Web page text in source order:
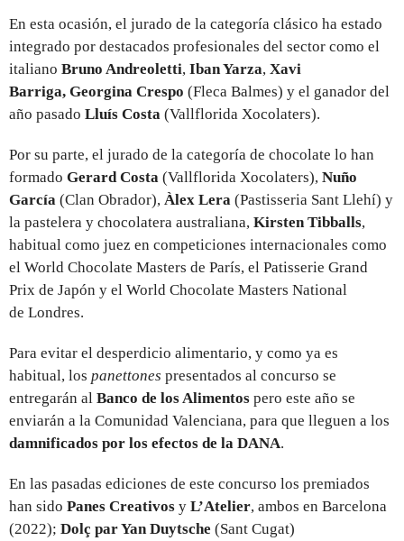
En esta ocasión, el jurado de la categoría clásico ha estado
integrado por destacados profesionales del sector como el
italiano Bruno Andreoletti, Iban Yarza, Xavi
Barriga, Georgina Crespo (Fleca Balmes) y el ganador del
año pasado Lluís Costa (Vallflorida Xocolaters).
Por su parte, el jurado de la categoría de chocolate lo han
formado Gerard Costa (Vallflorida Xocolaters), Nuño
García (Clan Obrador), Àlex Lera (Pastisseria Sant Llehí) y
la pastelera y chocolatera australiana, Kirsten Tibballs,
habitual como juez en competiciones internacionales como
el World Chocolate Masters de París, el Patisserie Grand
Prix de Japón y el World Chocolate Masters National
de Londres.
Para evitar el desperdicio alimentario, y como ya es
habitual, los panettones presentados al concurso se
entregarán al Banco de los Alimentos pero este año se
enviarán a la Comunidad Valenciana, para que lleguen a los
damnificados por los efectos de la DANA.
En las pasadas ediciones de este concurso los premiados
han sido Panes Creativos y L’Atelier, ambos en Barcelona
(2022); Dolç par Yan Duytsche (Sant Cugat)